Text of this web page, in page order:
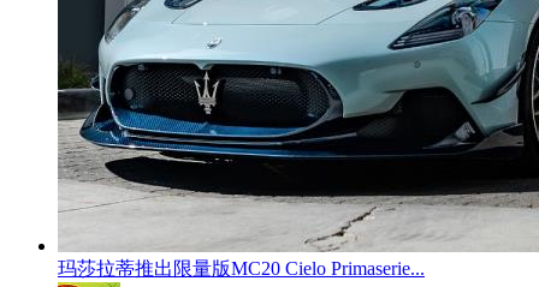
玛莎拉蒂推出限量版MC20 Cielo Primaserie...